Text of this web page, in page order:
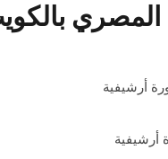
يحتفل بالذكرى
أرشيفية